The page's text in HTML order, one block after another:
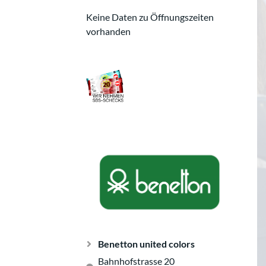
Keine Daten zu Öffnungszeiten
vorhanden
Benetton united colors
Bahnhofstrasse 20